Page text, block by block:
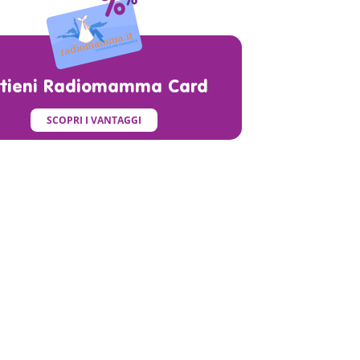
Radiomamma Card
SCOPRI I VANTAGGI